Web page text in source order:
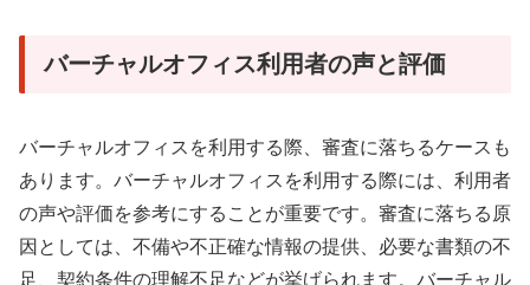
バーチャルオフィス利用者の声と評価
バーチャルオフィスを利用する際、審査に落ちるケースも
あります。バーチャルオフィスを利用する際には、利用者
の声や評価を参考にすることが重要です。審査に落ちる原
因としては、不備や不正確な情報の提供、必要な書類の不
足、契約条件の理解不足などが挙げられます。バーチャル